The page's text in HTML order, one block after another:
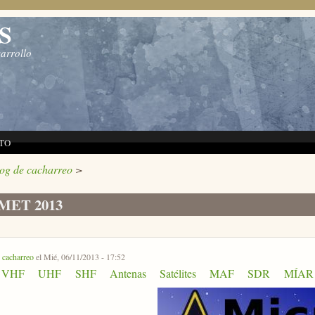
de cacharreo>
2013
cacharreoel Mié, 06/11/2013 - 17:52
VHF UHF SHF Antenas Satélites MAF SDR MÍAR